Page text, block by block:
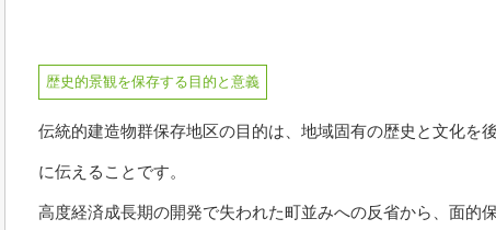
歴史的景観を保存する目的と意義
伝統的建造物群保存地区の目的は、地域固有の歴史と文化を
に伝えることです。
高度経済成長期の開発で失われた町並みへの反省から、面的